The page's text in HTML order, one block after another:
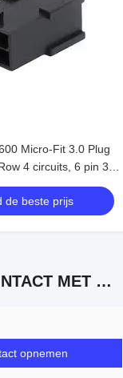
Micro-Fit 3.0 Plug
4 circuits, 6 pin 3
430250600
de beste prijs
NEEM CONTACT MET ONS OP
opnemen